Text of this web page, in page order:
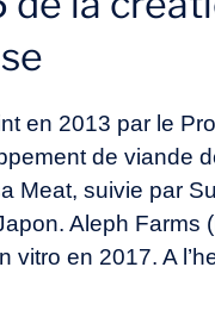
en 2013 par le
de viande
Meat, suivie par
Aleph Farms
en 2017. A